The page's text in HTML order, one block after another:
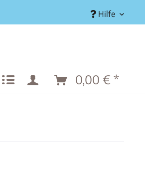
Hilfe
0,00 € *